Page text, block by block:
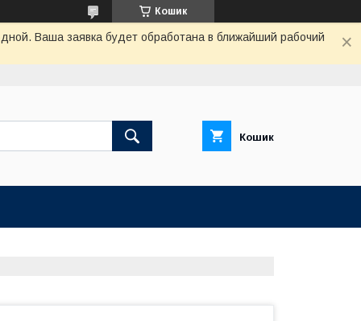
Кошик
Ваша заявка будет обработана в ближайший рабочий
Кошик